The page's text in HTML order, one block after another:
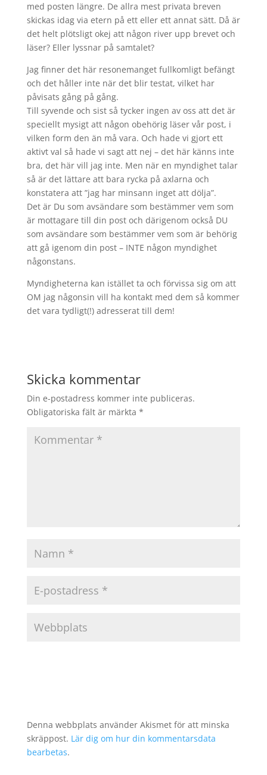
med posten längre. De allra mest privata breven
skickas idag via etern på ett eller ett annat sätt. Då är
det helt plötsligt okej att någon river upp brevet och
läser? Eller lyssnar på samtalet?
Jag finner det här resonemanget fullkomligt befängt
och det håller inte när det blir testat, vilket har
påvisats gång på gång.
Till syvende och sist så tycker ingen av oss att det är
speciellt mysigt att någon obehörig läser vår post, i
vilken form den än må vara. Och hade vi gjort ett
aktivt val så hade vi sagt att nej – det här känns inte
bra, det här vill jag inte. Men när en myndighet talar
så är det lättare att bara rycka på axlarna och
konstatera att ”jag har minsann inget att dölja”.
Det är Du som avsändare som bestämmer vem som
är mottagare till din post och därigenom också DU
som avsändare som bestämmer vem som är behörig
att gå igenom din post – INTE någon myndighet
någonstans.
Myndigheterna kan istället ta och förvissa sig om att
OM jag någonsin vill ha kontakt med dem så kommer
det vara tydligt(!) adresserat till dem!
Skicka kommentar
Din e-postadress kommer inte publiceras.
Obligatoriska fält är märkta *
Denna webbplats använder Akismet för att minska
skräppost. Lär dig om hur din kommentarsdata
bearbetas.